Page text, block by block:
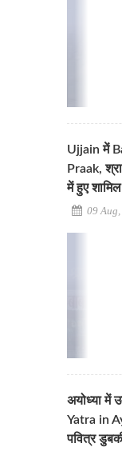
Ujjain में
Praak,
में हुए शामिल
09
अयोध्या में
Yatra in
पवित्र